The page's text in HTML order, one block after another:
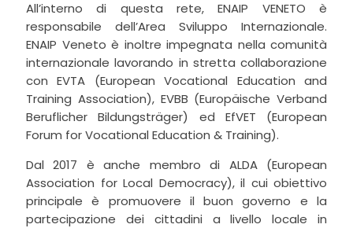
All’interno di questa rete, ENAIP VENETO è
responsabile dell’Area Sviluppo Internazionale.
ENAIP Veneto è inoltre impegnata nella comunità
internazionale lavorando in stretta collaborazione
con EVTA (European Vocational Education and
Training Association), EVBB (Europäische Verband
Beruflicher Bildungsträger) ed EfVET (European
Forum for Vocational Education & Training).
Dal 2017 è anche membro di ALDA (European
Association for Local Democracy), il cui obiettivo
principale è promuovere il buon governo e la
partecipazione dei cittadini a livello locale in